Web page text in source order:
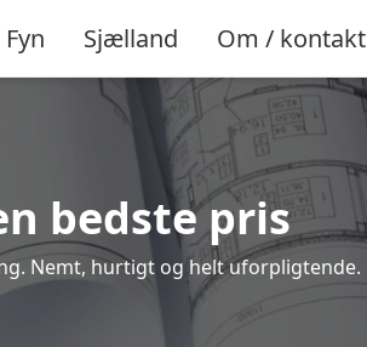
Fyn Sjælland Om / kontakt
bedste pris
Nemt, hurtigt og helt uforpligtende.